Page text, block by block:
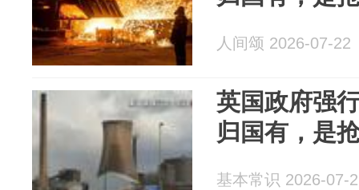
人间颂 2026-07-22
英国政府强
归国有，是
基本常识 2026-07-